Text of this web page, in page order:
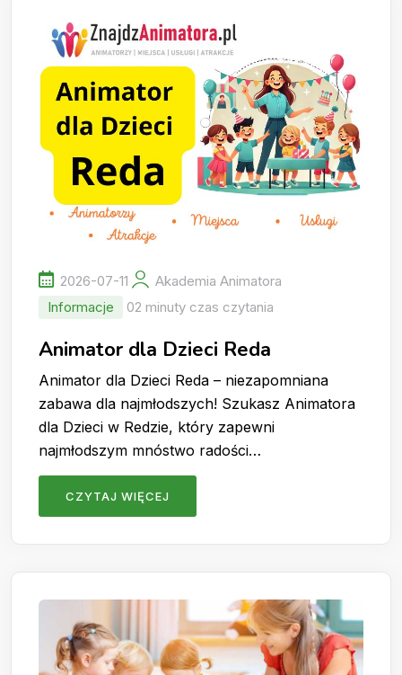
2026-07-11
Akademia Animatora
Informacje
02 minuty czas czytania
Animator dla Dzieci Reda
Animator dla Dzieci Reda – niezapomniana
zabawa dla najmłodszych! Szukasz Animatora
dla Dzieci w Redzie, który zapewni
najmłodszym mnóstwo radości…
CZYTAJ WIĘCEJ